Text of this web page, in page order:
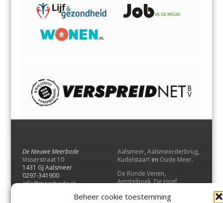
Beheer cookie toestemming
De Nieuwe Meerbode
Visserstraat 10
1431 GJ Aalsmeer
0297-341900
info@meerbode.nl
Aalsmeer, Aalsmeerderbrug,
Kudelstaart en Oude Meer.
De Ronde Venen,
Amstelhoek,De Hoef,
Vrouwenakker,Waverveen